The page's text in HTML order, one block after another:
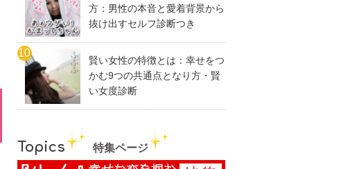
方：男性の本音と愛着背景から
抜け出すセルフ診断つき
賢い女性の特徴とは：幸せをつ
かむ9つの共通点となり方・賢
い女度診断
Topics 特集ページ